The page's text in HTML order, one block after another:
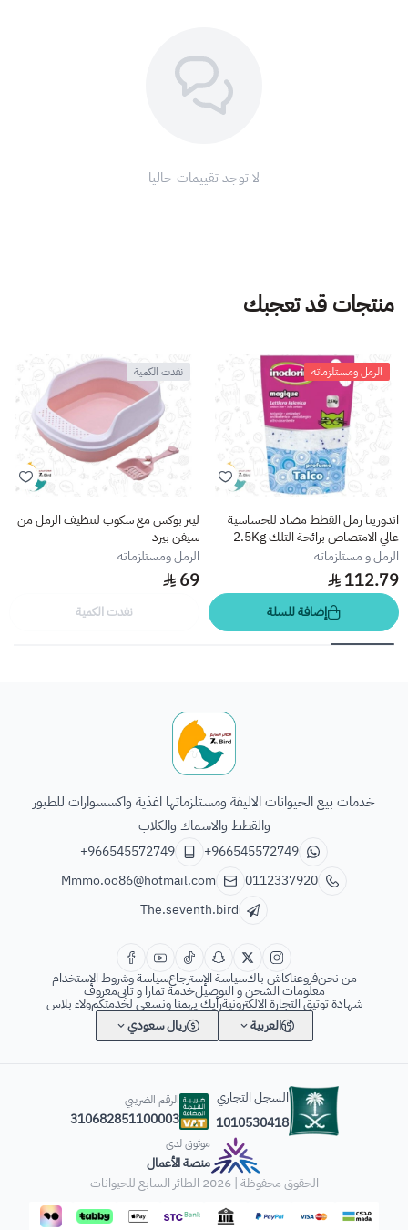
لا توجد تقييمات حاليا
منتجات قد تعجبك
الرمل ومستلزماته
اندورينا رمل القطط مضاد للحساسية
عالي الامتصاص برائحة التلك 2.5Kg
الرمل و مستلزماته
112.79
إضافة للسلة
نفدت الكمية
ليتر بوكس مع سكوب لتنظيف الرمل من
سيفن بيرد
الرمل ومستلزماته
69
نفدت الكمية
خدمات بيع الحيوانات الاليفة ومستلزماتها اغذية واكسسوارات للطيور
والقطط والاسماك والكلاب
+966545572749
+966545572749
0112337920
Mmmo.oo86@hotmail.com
The.seventh.bird
من نحنفروعناكاش باكسياسة الإسترجاعسياسة وشروط الإستخدام
معلومات الشحن و التوصيلخدمة تمارا و تابيمعروف
شهادة توثيق التجارة الالكترونيةرأيك يهمنا ونسعى لخدمتكمولاء بلاس
العربية
ريال سعودي
السجل التجاري
1010530418
الرقم الضريبي
310682851100003
موثوق لدى
منصة الأعمال
الحقوق محفوظة | 2026
الطائر السابع للحيوانات